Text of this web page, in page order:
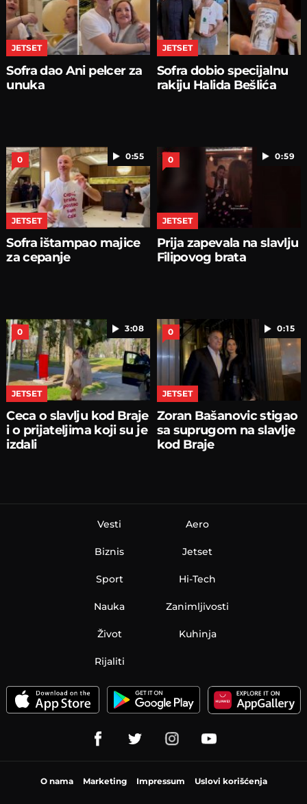
JETSET
Sofra dao Ani pelcer za
unuka
JETSET
Sofra dobio specijalnu
rakiju Halida Bešlića
0:55
0
JETSET
Sofra ištampao majice
za cepanje
0:59
0
JETSET
Prija zapevala na slavlju
Filipovog brata
3:08
0
JETSET
Ceca o slavlju kod Braje
i o prijateljima koji su je
izdali
0:15
0
JETSET
Zoran Bašanovic stigao
sa suprugom na slavlje
kod Braje
Vesti
Biznis
Sport
Nauka
Aero
Jetset
Hi-Tech
Zanimljivosti
Život Kuhinja
Rijaliti
O nama Marketing Impressum Uslovi korišćenja